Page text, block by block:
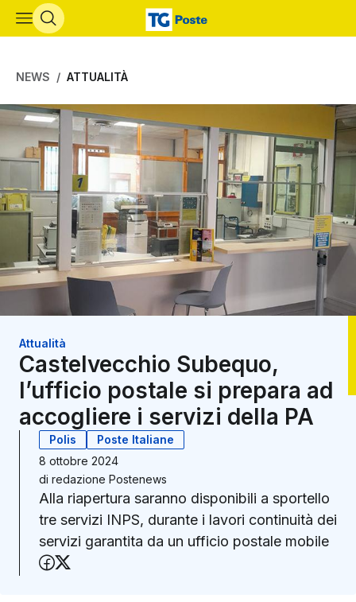
Vai al contenuto principale
NEWS ATTUALITÀ
Attualità
Castelvecchio Subequo,
l’ufficio postale si prepara ad
accogliere i servizi della PA
Polis
Poste Italiane
8 ottobre 2024
di redazione Postenews
Alla riapertura saranno disponibili a sportello
tre servizi INPS, durante i lavori continuità dei
servizi garantita da un ufficio postale mobile
Condividi su Facebook